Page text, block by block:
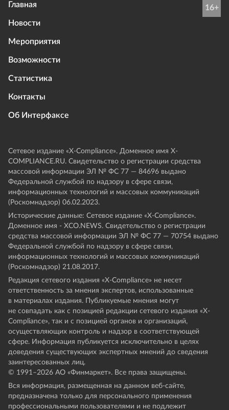
Главная
Новости
Мероприятия
Возможности
Статистика
Контакты
Об Интерфаксе
16+
Сетевое издание «Х-Compliance». Доменное имя X-
COMPLIANCE.RU. Свидетельство о регистрации средства
массовой информации ЭЛ № ФС 77 — 84696 выдано
Федеральной службой по надзору в сфере связи,
информационных технологий и массовых коммуникаций
(Роскомнадзор) 06.02.2023.
Исторические данные: Сетевое издание «Х-Compliance».
Доменное имя - XCO.NEWS. Свидетельство о регистрации
средства массовой информации ЭЛ № ФС 77 — 70754 выдано
Федеральной службой по надзору в сфере связи,
информационных технологий и массовых коммуникаций
(Роскомнадзор) 21.08.2017.
Редакция сетевого издания «X-Compliance» не несет
ответственность за мнения экспертов, использованные
в материалах издания. Публикуемые мнения могут
не совпадать как с позицией редакции сетевого издания «X-
Compliance», так и с позицией органов и организаций,
осуществляющих контроль и надзор в соответствующей
сфере. Информация публикуется исключительно в целях
доведения существующих экспертных мнений до сведения
заинтересованных лиц.
© 1991–2026 АО «Финмаркет». Все права защищены.
Вся информация, размещенная на данном веб-сайте,
предназначена только для персонального применения
профессиональными пользователями и не подлежит